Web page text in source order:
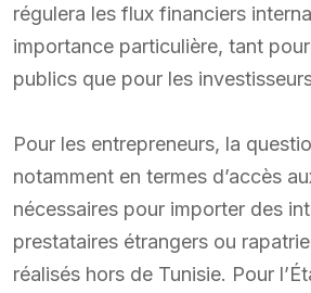
régulera les flux financiers
importance particulière, tant
publics que pour les
Pour les entrepreneurs, la
notamment en termes d’accès
nécessaires pour importer des
prestataires étrangers ou
réalisés hors de Tunisie. Pour